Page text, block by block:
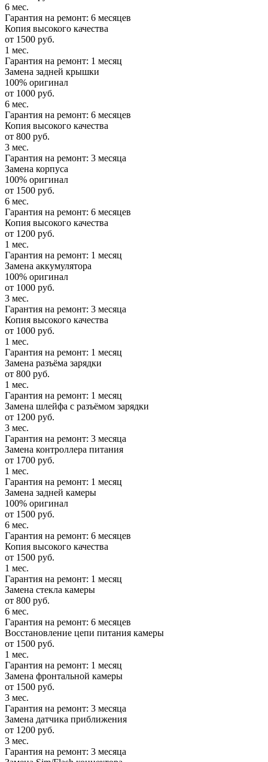
6 мес.
Гарантия на ремонт: 6 месяцев
Копия высокого качества
от 1500 руб.
1 мес.
Гарантия на ремонт: 1 месяц
Замена задней крышки
100% оригинал
от 1000 руб.
6 мес.
Гарантия на ремонт: 6 месяцев
Копия высокого качества
от 800 руб.
3 мес.
Гарантия на ремонт: 3 месяца
Замена корпуса
100% оригинал
от 1500 руб.
6 мес.
Гарантия на ремонт: 6 месяцев
Копия высокого качества
от 1200 руб.
1 мес.
Гарантия на ремонт: 1 месяц
Замена аккумулятора
100% оригинал
от 1000 руб.
3 мес.
Гарантия на ремонт: 3 месяца
Копия высокого качества
от 1000 руб.
1 мес.
Гарантия на ремонт: 1 месяц
Замена разъёма зарядки
от 800 руб.
1 мес.
Гарантия на ремонт: 1 месяц
Замена шлейфа с разъёмом зарядки
от 1200 руб.
3 мес.
Гарантия на ремонт: 3 месяца
Замена контроллера питания
от 1700 руб.
1 мес.
Гарантия на ремонт: 1 месяц
Замена задней камеры
100% оригинал
от 1500 руб.
6 мес.
Гарантия на ремонт: 6 месяцев
Копия высокого качества
от 1500 руб.
1 мес.
Гарантия на ремонт: 1 месяц
Замена стекла камеры
от 800 руб.
6 мес.
Гарантия на ремонт: 6 месяцев
Восстановление цепи питания камеры
от 1500 руб.
1 мес.
Гарантия на ремонт: 1 месяц
Замена фронтальной камеры
от 1500 руб.
3 мес.
Гарантия на ремонт: 3 месяца
Замена датчика приближения
от 1200 руб.
3 мес.
Гарантия на ремонт: 3 месяца